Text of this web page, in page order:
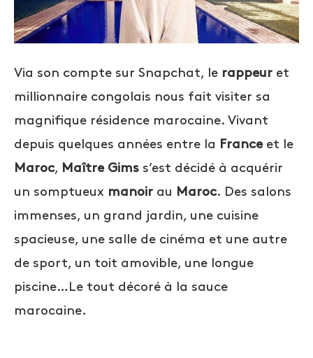
Via son compte sur Snapchat, le rappeur et
millionnaire congolais nous fait visiter sa
magnifique résidence marocaine. Vivant
depuis quelques années entre la
Franceet le
Maroc, Maître Gims s’est décidé à acquérir
un somptueux manoir au Maroc. Des salons
immenses, un grand jardin, une cuisine
spacieuse, une salle de cinéma et une autre
de sport, un toit amovible, une longue
piscine…Le tout décoré à la sauce
marocaine.